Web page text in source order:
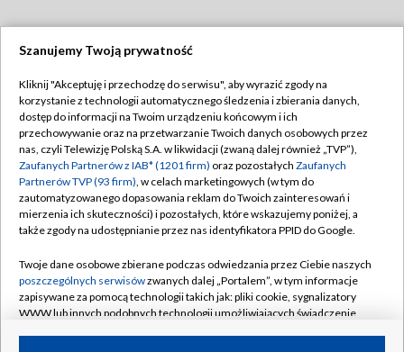
TVP
Abonament TVP
Emisja w TVP
Centrum informacji TVP
Naziemna Telewizja Cyfrowa
Rada Programowa
System NOS
Informacje o nadawcy
Regulamin TVP
Polityka prywatności
Moje zgody
Pomoc
Kontakt
Kanały
Szanujemy Twoją prywatność
Kliknij "Akceptuję i przechodzę do serwisu", aby wyrazić zgody na
korzystanie z technologii automatycznego śledzenia i zbierania danych,
dostęp do informacji na Twoim urządzeniu końcowym i ich
przechowywanie oraz na przetwarzanie Twoich danych osobowych przez
nas, czyli Telewizję Polską S.A. w likwidacji (zwaną dalej również „TVP”),
Zaufanych Partnerów z IAB* (1201 firm) oraz pozostałych Zaufanych
Partnerów TVP (93 firm), w celach marketingowych (w tym do
zautomatyzowanego dopasowania reklam do Twoich zainteresowań i
mierzenia ich skuteczności) i pozostałych, które wskazujemy poniżej, a
także zgody na udostępnianie przez nas identyfikatora PPID do Google.
Twoje dane osobowe zbierane podczas odwiedzania przez Ciebie naszych
poszczególnych serwisówzwanych dalej „Portalem”, w tym informacje
zapisywane za pomocą technologii takich jak: pliki cookie, sygnalizatory
WWW lub innych podobnych technologii umożliwiających świadczenie